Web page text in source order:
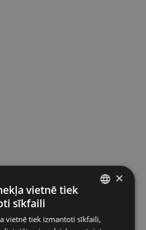
ENGLISH
×
vietnē tiek
sīkfaili
vietnē tiek izmantoti sīkfaili,